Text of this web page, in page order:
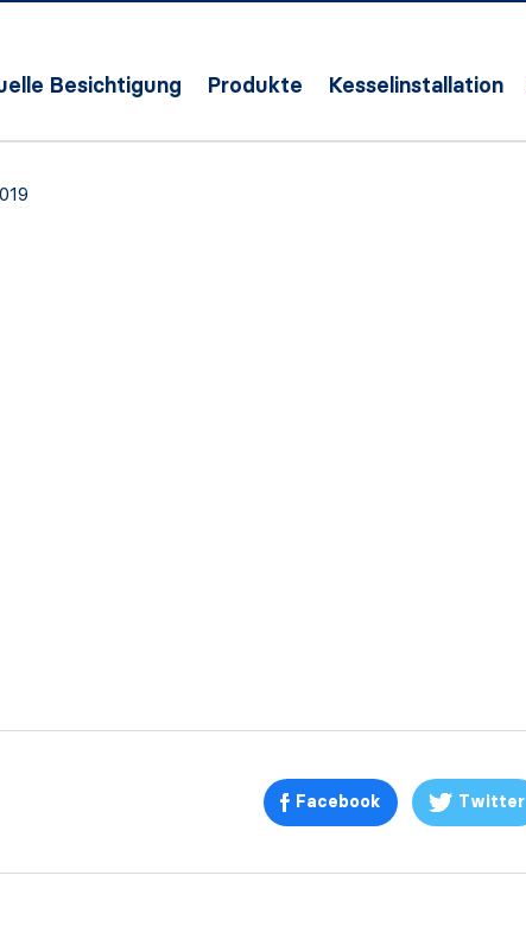
Besichtigung Produkte Kesselinstallation
Facebook Twitter